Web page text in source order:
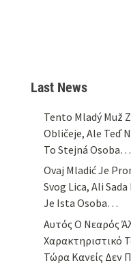
Last News
Tento Mladý Muž
Obličeje, Ale Teď
To Stejná Osoba…
Ovaj Mladić Je
Svog Lica, Ali
Je Ista Osoba…
Αυτός Ο Νεαρός
Χαρακτηριστικό
Τώρα Κανείς Δεν